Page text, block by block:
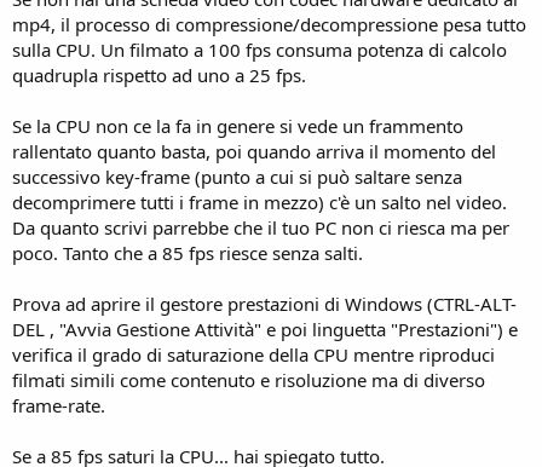
mp4, il processo di compressione/decompressione pesa tutto
sulla CPU. Un filmato a 100 fps consuma potenza di calcolo
quadrupla rispetto ad uno a 25 fps.
Se la CPU non ce la fa in genere si vede un frammento
rallentato quanto basta, poi quando arriva il momento del
successivo key-frame (punto a cui si può saltare senza
decomprimere tutti i frame in mezzo) c'è un salto nel video.
Da quanto scrivi parrebbe che il tuo PC non ci riesca ma per
poco. Tanto che a 85 fps riesce senza salti.
Prova ad aprire il gestore prestazioni di Windows (CTRL-ALT-
DEL , "Avvia Gestione Attività" e poi linguetta "Prestazioni") e
verifica il grado di saturazione della CPU mentre riproduci
filmati simili come contenuto e risoluzione ma di diverso
frame-rate.
Se a 85 fps saturi la CPU... hai spiegato tutto.